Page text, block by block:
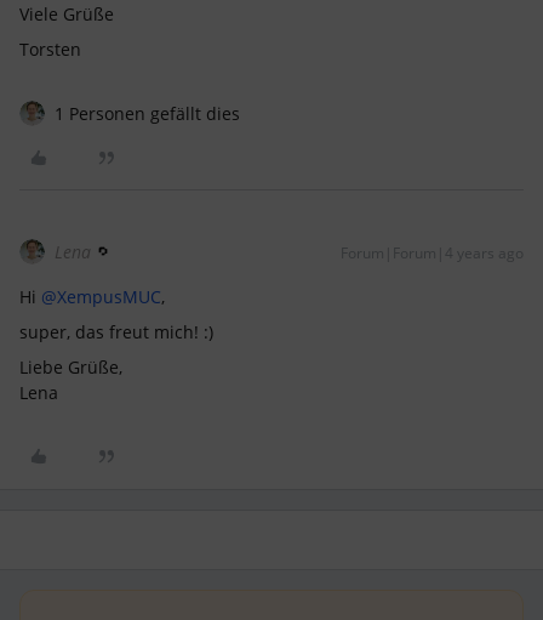
Viele Grüße
Torsten
1 Personen gefällt dies
Lena Forum|Forum|4 years ago
Hi @XempusMUC,
super, das freut mich! :)
Liebe Grüße,
Lena